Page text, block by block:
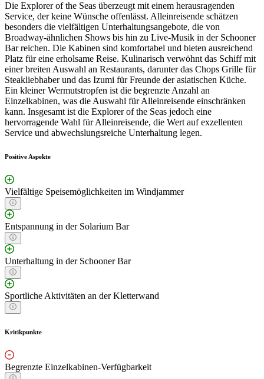
Die Explorer of the Seas überzeugt mit einem herausragenden
Service, der keine Wünsche offenlässt. Alleinreisende schätzen
besonders die vielfältigen Unterhaltungsangebote, die von
Broadway-ähnlichen Shows bis hin zu Live-Musik in der Schooner
Bar reichen. Die Kabinen sind komfortabel und bieten ausreichend
Platz für eine erholsame Reise. Kulinarisch verwöhnt das Schiff mit
einer breiten Auswahl an Restaurants, darunter das Chops Grille für
Steakliebhaber und das Izumi für Freunde der asiatischen Küche.
Ein kleiner Wermutstropfen ist die begrenzte Anzahl an
Einzelkabinen, was die Auswahl für Alleinreisende einschränken
kann. Insgesamt ist die Explorer of the Seas jedoch eine
hervorragende Wahl für Alleinreisende, die Wert auf exzellenten
Service und abwechslungsreiche Unterhaltung legen.
Positive Aspekte
Vielfältige Speisemöglichkeiten im Windjammer
Entspannung in der Solarium Bar
Unterhaltung in der Schooner Bar
Sportliche Aktivitäten an der Kletterwand
Kritikpunkte
Begrenzte Einzelkabinen-Verfügbarkeit